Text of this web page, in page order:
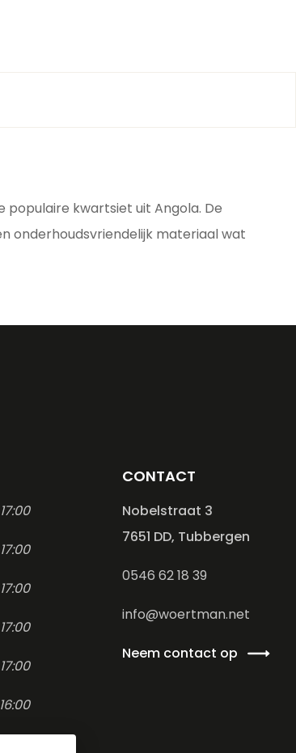
kwartsiet uit Angola. De
onderhoudsvriendelijk materiaal wat
CONTACT
Nobelstraat 3
7651 DD, Tubbergen
0546 62 18 39
info@woertman.net
Neem contact op